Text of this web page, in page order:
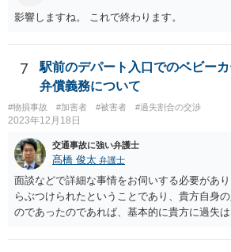
影響しますね。 これで終わります。
7
駅前のデパート入口でのベビー
弁償義務について
#物損事故 #加害者 #被害者 #過失割合の交渉
2023年12月18日
交通事故に強い弁護士
髙橋 俊太 弁護士
面談などで詳細な事情をお伺いする必要があ
らぶつけられたということであり、貴方自身
のであったのであれば、基本的に貴方に過失
が、ベビーカーの車輪が壊れるというのは（